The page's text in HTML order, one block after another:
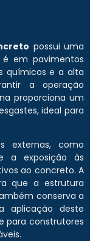
possui uma
em pavimentos
químicos e a alta
a operação
proporciona um
ideal para
externas, como
a exposição às
ao concreto. A
que a estrutura
conserva a
aplicação deste
para construtores